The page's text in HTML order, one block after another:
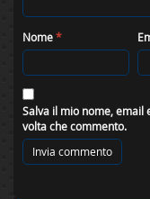
Nome*
Salva il mio nome, email
volta che commento.